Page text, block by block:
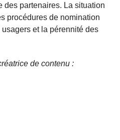
des partenaires. La situation
procédures de nomination
usagers et la pérennité des
de contenu :